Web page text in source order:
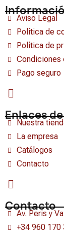
Aviso Legal
Política de
Política de
Condiciones
Pago seguro
Enlaces
Nuestra
La empresa
Catálogos
Contacto
Contacto
Av. Peris y
+34 960 170